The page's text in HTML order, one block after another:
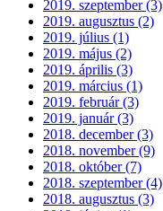
2019. szeptember (3)
2019. augusztus (2)
2019. július (1)
2019. május (2)
2019. április (3)
2019. március (1)
2019. február (3)
2019. január (3)
2018. december (3)
2018. november (9)
2018. október (7)
2018. szeptember (4)
2018. augusztus (3)